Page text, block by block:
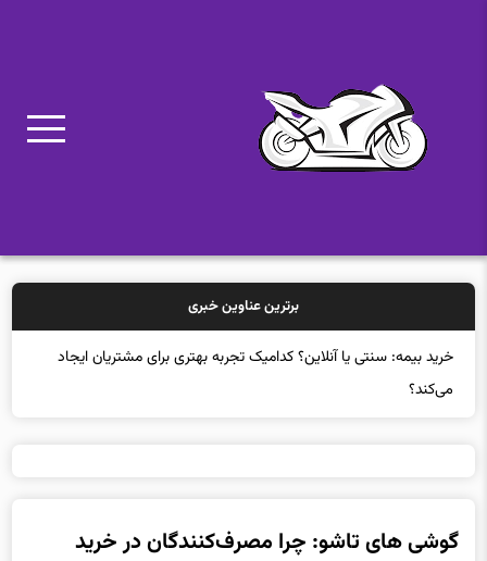
برترین عناوین خبری
خر
تردید دارند؟